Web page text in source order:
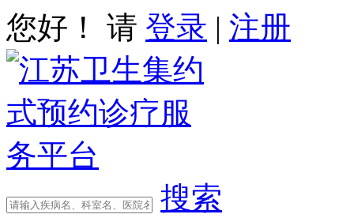
您好！ 请 登录 | 注册
搜索